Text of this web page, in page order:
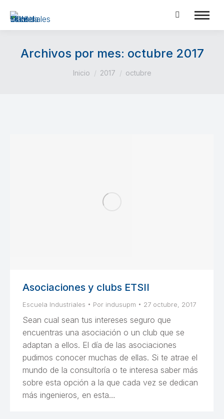
Buscar:
Archivos por mes: octubre 2017
Estás aquí:
Inicio 2017 octubre
Asociaciones y clubs ETSII
Escuela Industriales Por indusupm 27 octubre, 2017
Sean cual sean tus intereses seguro que
encuentras una asociación o un club que se
adaptan a ellos. El día de las asociaciones
pudimos conocer muchas de ellas. Si te atrae el
mundo de la consultoría o te interesa saber más
sobre esta opción a la que cada vez se dedican
más ingenieros, en esta…